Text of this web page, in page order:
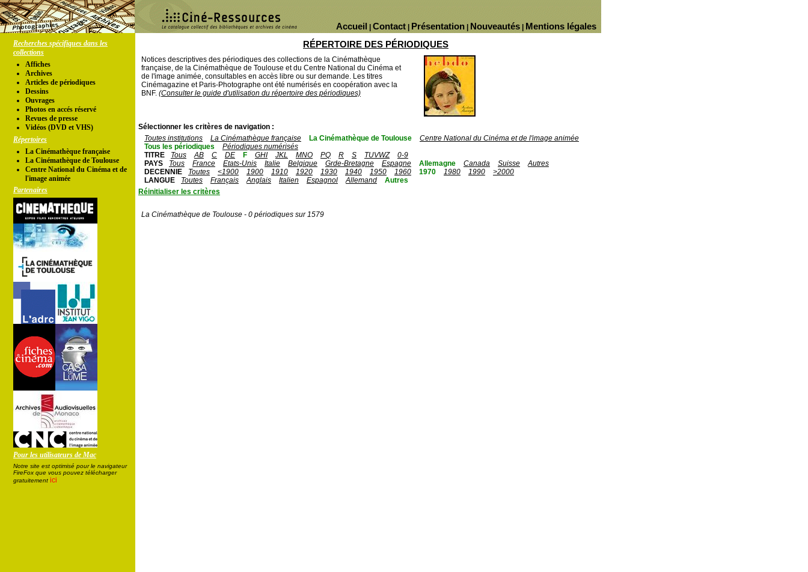
Mentions légales
Nouveautés
Présentation
Contact
Accueil
Recherches spécifiques dans les
collections
Affiches
Archives
Articles de périodiques
Dessins
Ouvrages
Photos en accés réservé
Revues de presse
Vidéos (DVD et VHS)
Répertoires
La Cinémathèque française
La Cinémathèque de Toulouse
Centre National du Cinéma et de
l'image animée
Partenaires
Pour les utilisateurs de Mac
Notre site est optimisé pour le navigateur
FireFox que vous pouvez télécharger
gratuitement ici
RÉPERTOIRE DES PÉRIODIQUES
Notices descriptives des périodiques des collections de la Cinémathèque
française, de la Cinémathèque de Toulouse et du Centre National du Cinéma et
de l'image animée, consultables en accès libre ou sur demande. Les titres
Cinémagazine et Paris-Photographe ont été numérisés en coopération avec la
BNF. (Consulter le guide d'utilisation du répertoire des périodiques)
Sélectionner les critères de navigation :
Toutes institutions
La Cinémathèque française La Cinémathèque de Toulouse
Centre National du Cinéma et de l'image animée
Tous les périodiques
Périodiques numérisés
TITRE
Tous AB C DE F GHI JKL MNO PQ R S TUVWZ
0-9
PAYS
Tous France Etats-Unis Italie Belgique Grde-Bretagne Espagne Allemagne Canada Suisse
Autres
DECENNIE
Toutes <1900 1900 1910 1920 1930 1940 1950 1960 1970 1980 1990
>2000
LANGUE
Toutes Français Anglais Italien Espagnol Allemand
Autres
Réinitialiser les critères
La Cinémathèque de Toulouse - 0 périodiques sur 1579